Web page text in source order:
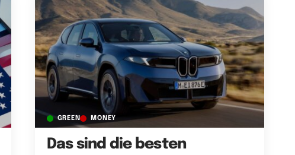
GREEN MONEY
Das sind die besten